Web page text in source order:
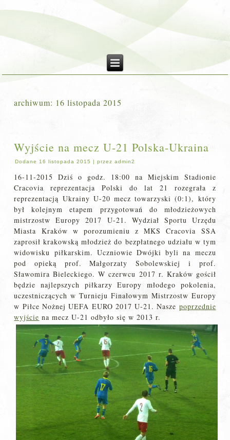
archiwum: 16 listopada 2015
Wyjście na mecz U-21 Polska-Ukraina
Dodane 16 listopada 2015 |przez admin2
16-11-2015 Dziś o godz. 18:00 na Miejskim Stadionie
Cracovia reprezentacja Polski do lat 21 rozegrała z
reprezentacją Ukrainy U-20 mecz towarzyski (0:1), który
był kolejnym etapem przygotowań do młodzieżowych
mistrzostw Europy 2017 U-21. Wydział Sportu Urzędu
Miasta Kraków w porozumieniu z MKS Cracovia SSA
zaprosił krakowską młodzież do bezpłatnego udziału w tym
widowisku piłkarskim. Uczniowie Dwójki byli na meczu
pod opieką prof. Małgorzaty Sobolewskiej i prof.
Sławomira Bieleckiego. W czerwcu 2017 r. Kraków gościł
będzie najlepszych piłkarzy Europy młodego pokolenia,
uczestniczących w Turnieju Finałowym Mistrzostw Europy
w Piłce Nożnej UEFA EURO 2017 U-21. Nasze poprzednie
wyjście na mecz U-21 odbyło się w 2013 r.